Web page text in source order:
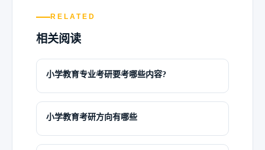
RELATED
相关阅读
小学教育专业考研要考哪些内容?
小学教育考研方向有哪些